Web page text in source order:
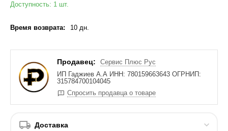
Доступность: 1 шт.
Время возврата: 10 дн.
Продавец:
Сервис Плюс Рус
ИП Гаджиев А.А ИНН: 780159663643 ОГРНИП:
315784700104045
Спросить продавца о товаре
Доставка